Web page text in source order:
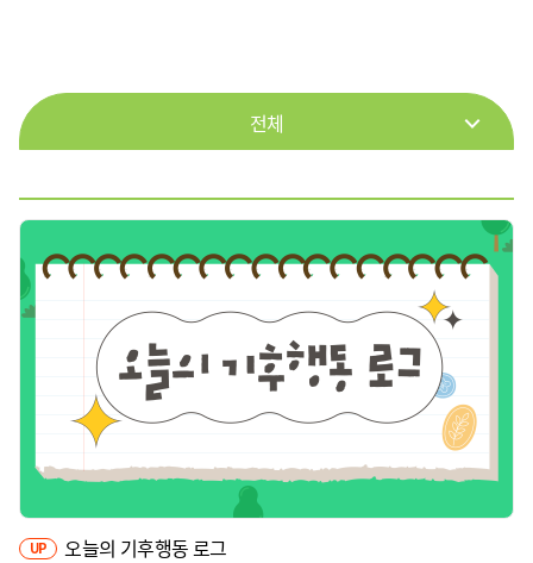
전체
기타
UP 오늘의 기후행동 로그